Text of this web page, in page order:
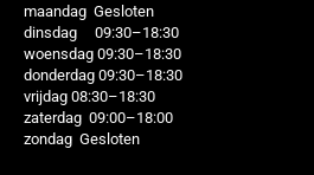
maandag Gesloten
dinsdag 09:30–18:30
woensdag 09:30–18:30
donderdag 09:30–18:30
vrijdag 08:30–18:30
zaterdag 09:00–18:00
zondag Gesloten